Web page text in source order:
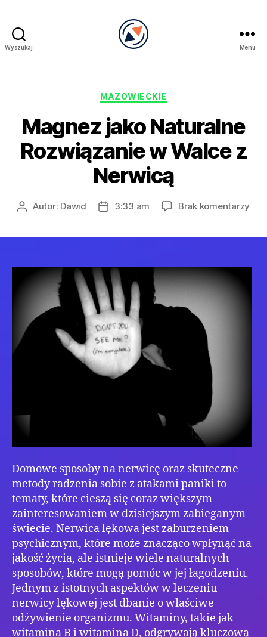
Wyszukaj Menu
Kategorie
MAZOWIECKIE
Magnez jako Naturalne
Rozwiązanie w Walce z
Nerwicą
AutorAutor: Dawid
Data3:33 am Brak komentarzy
Domowe sposoby na nerwicę oraz skuteczne
metody radzenia sobie z atakami paniki to
tematy, które cieszą się coraz większym
zainteresowaniem w dzisiejszym zabieganym
świecie. Nerwica lękowa jest zaburzeniem
psychicznym, które może znacząco wpłynąć na
jakość życia, ale istnieje wiele naturalnych
sposobów, które mogą pomóc w jej łagodzeniu.
Jednym z istotnych aspektów w leczeniu
nerwicy lękowej jest dbanie o właściwe
odżywienie organizmu. Witaminy, takie jak
witamina B i witamina D, odgrywają kluczową